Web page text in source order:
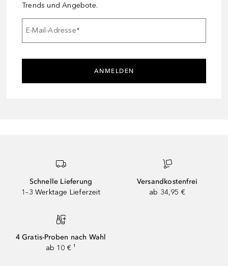
Trends und Angebote.
E-Mail-Adresse*
ANMELDEN
Schnelle Lieferung
1–3 Werktage Lieferzeit
Versandkostenfrei
ab 34,95 €
4 Gratis-Proben nach Wahl
ab 10 € ¹